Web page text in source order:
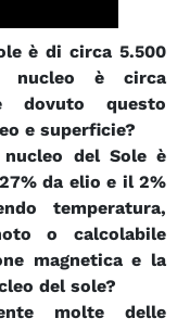
è di circa 5.500
nucleo è circa
dovuto questo
e superficie?
del Sole è
da elio e il 2%
temperatura,
o calcolabile
magnetica e la
del sole?
molte delle